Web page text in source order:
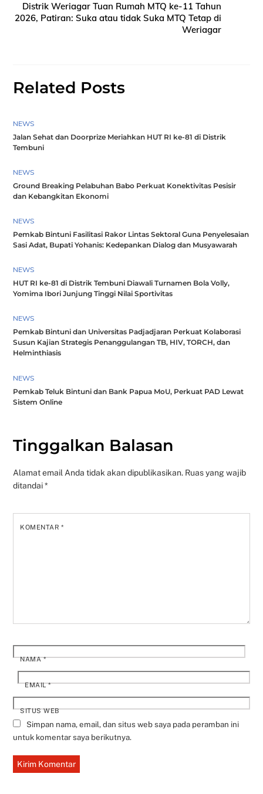
Distrik Weriagar Tuan Rumah MTQ ke-11 Tahun
2026, Patiran: Suka atau tidak Suka MTQ Tetap di
Weriagar
Related Posts
NEWS
Jalan Sehat dan Doorprize Meriahkan HUT RI ke-81 di Distrik
Tembuni
NEWS
Ground Breaking Pelabuhan Babo Perkuat Konektivitas Pesisir
dan Kebangkitan Ekonomi
NEWS
Pemkab Bintuni Fasilitasi Rakor Lintas Sektoral Guna Penyelesaian
Sasi Adat, Bupati Yohanis: Kedepankan Dialog dan Musyawarah
NEWS
HUT RI ke-81 di Distrik Tembuni Diawali Turnamen Bola Volly,
Yomima Ibori Junjung Tinggi Nilai Sportivitas
NEWS
Pemkab Bintuni dan Universitas Padjadjaran Perkuat Kolaborasi
Susun Kajian Strategis Penanggulangan TB, HIV, TORCH, dan
Helminthiasis
NEWS
Pemkab Teluk Bintuni dan Bank Papua MoU, Perkuat PAD Lewat
Sistem Online
Tinggalkan Balasan
Alamat email Anda tidak akan dipublikasikan. Ruas yang wajib
ditandai*
KOMENTAR*
NAMA*
EMAIL*
SITUS WEB
Simpan nama, email, dan situs web saya pada peramban ini
untuk komentar saya berikutnya.